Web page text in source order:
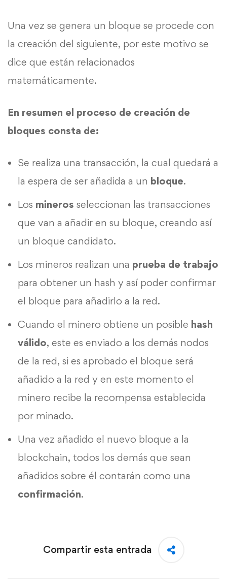
Una vez se genera un bloque se procede con
la creación del siguiente, por este motivo se
dice que están relacionados
matemáticamente.
En resumen el proceso de creación de
bloques consta de:
Se realiza una transacción, la cual quedará a
la espera de ser añadida a un bloque.
Los mineros seleccionan las transacciones
que van a añadir en su bloque, creando así
un bloque candidato.
Los mineros realizan una prueba de trabajo
para obtener un hash y así poder confirmar
el bloque para añadirlo a la red.
Cuando el minero obtiene un posible hash
válido, este es enviado a los demás nodos
de la red, si es aprobado el bloque será
añadido a la red y en este momento el
minero recibe la recompensa establecida
por minado.
Una vez añadido el nuevo bloque a la
blockchain, todos los demás que sean
añadidos sobre él contarán como una
confirmación.
Compartir esta entrada